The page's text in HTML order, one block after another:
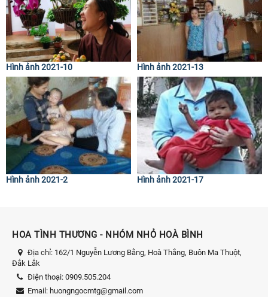
Hình ảnh 2021-10 Hình ảnh 2021-13
Hình ảnh 2021-2 Hình ảnh 2021-17
HOA TÌNH THƯƠNG - NHÓM NHỎ HOÀ BÌNH
Địa chỉ: 162/1 Nguyễn Lương Bằng, Hoà Thắng, Buôn Ma Thuột,
Đắk Lắk
Điện thoại: 0909.505.204
Email: huongngocmtg@gmail.com